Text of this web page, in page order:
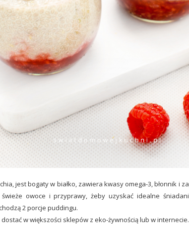
jest bogaty w białko, zawiera kwasy omega-3, błonnik i
owoce i przyprawy, żeby uzyskać idealne
2 porcje puddingu.
w większości sklepów z eko-żywnością lub w internecie.